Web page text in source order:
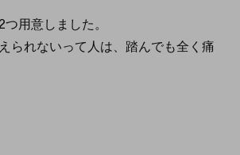
用意しました。
られないって人は、踏んでも全く痛